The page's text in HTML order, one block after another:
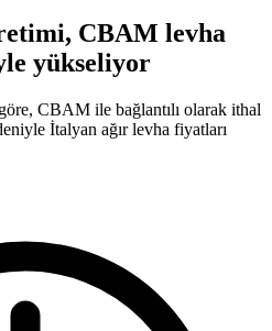
CBAM levha
yükseliyor
CBAM ile bağlantılı olarak ithal
İtalyan ağır levha fiyatları